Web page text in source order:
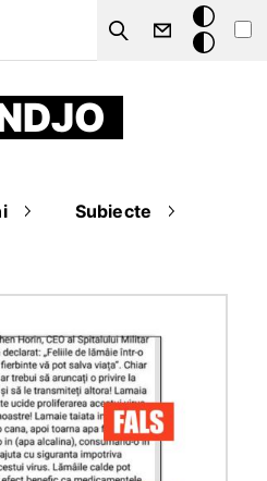
Search
Modul
întunecat
Subiecte